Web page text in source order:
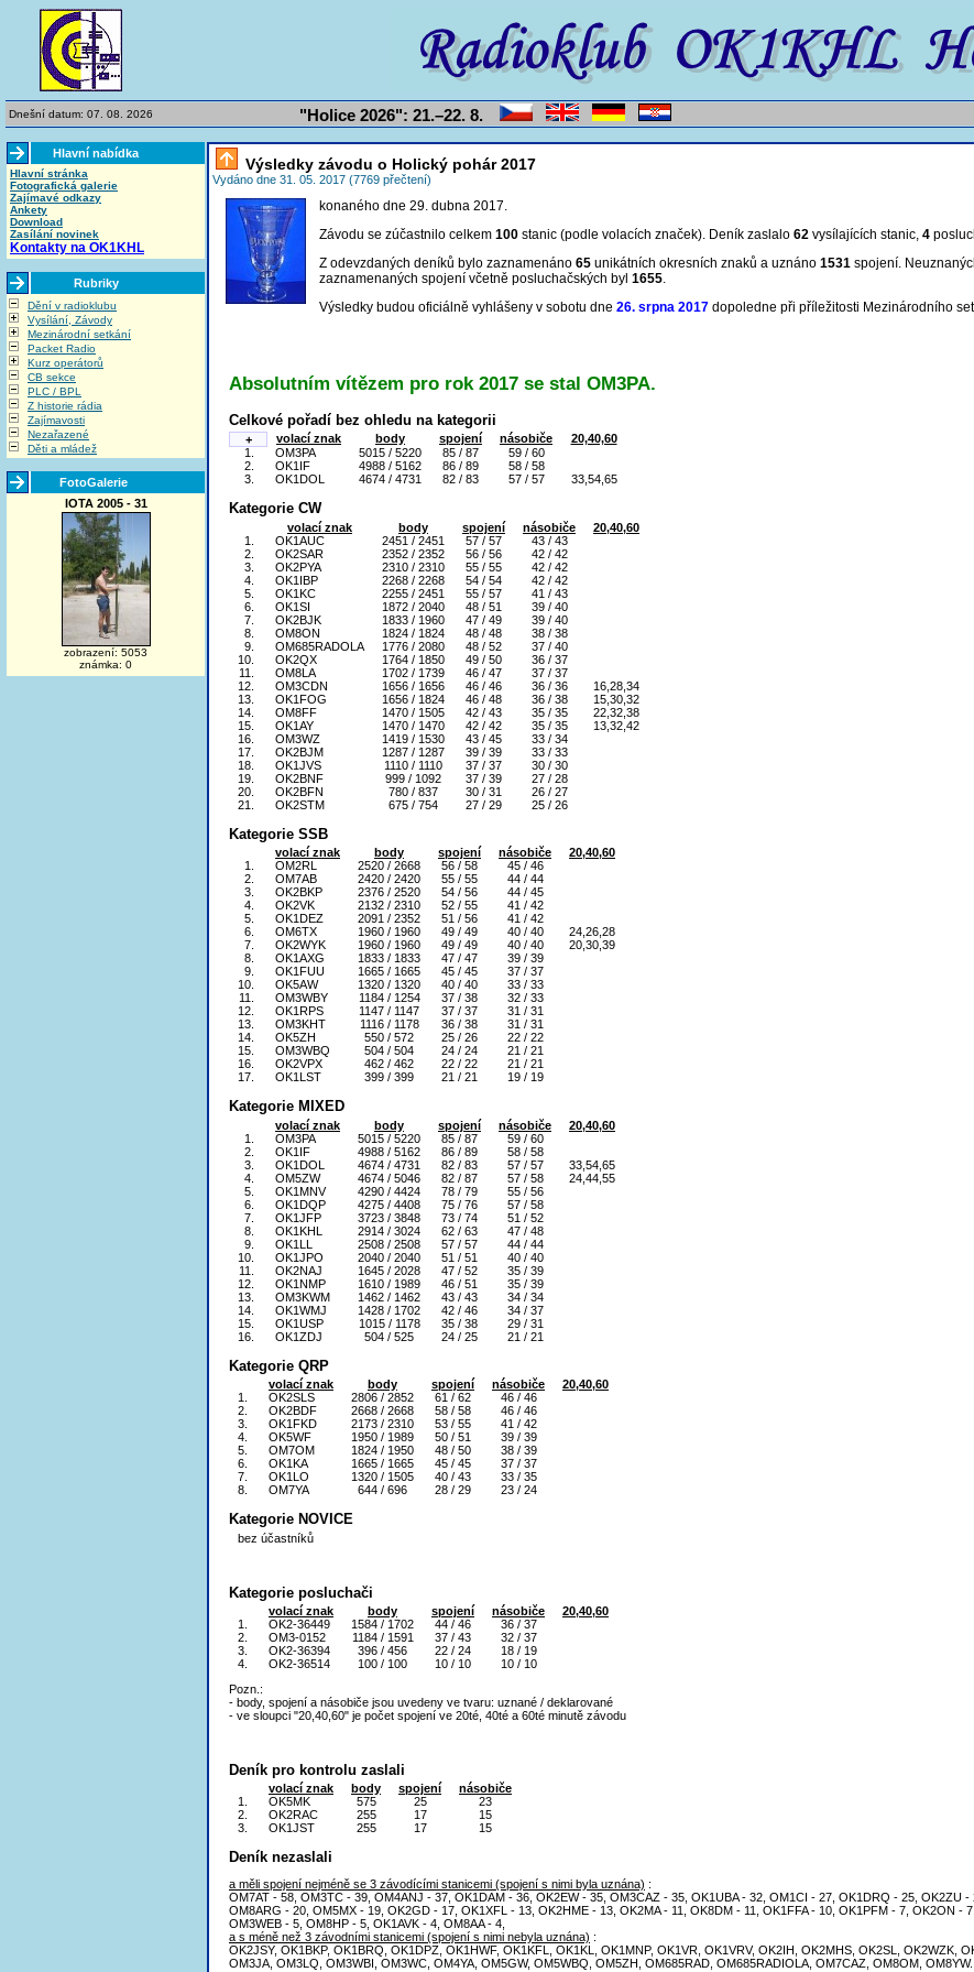
Dnešní datum: 07. 08. 2026 "Holice 2026": 21.–22. 8.
Hlavní nabídka
Hlavní stránka
Fotografická galerie
Zajímavé odkazy
Ankety
Download
Zasílání novinek
Kontakty na OK1KHL
Rubriky
Dění v radioklubu
Vysílání, Závody
Mezinárodní setkání
Packet Radio
Kurz operátorů
CB sekce
PLC / BPL
Z historie rádia
Zajímavosti
Nezařazené
Děti a mládež
FotoGalerie
IOTA 2005 - 31
zobrazení: 5053
známka: 0
Výsledky závodu o Holický pohár 2017
Vydáno dne 31. 05. 2017 (7769 přečtení)
konaného dne 29. dubna 2017.
Závodu se zúčastnilo celkem 100 stanic (podle volacích značek). Deník zaslalo 62 vysílajících stanic, 4
Z odevzdaných deníků bylo zaznamenáno 65 unikátních okresních znaků a uznáno 1531 spojení.
zaznamenaných spojení včetně posluchačských byl 1655.
Výsledky budou oficiálně vyhlášeny v sobotu dne 26. srpna 2017 dopoledne při příležitosti Mezinárodního
Absolutním vítězem pro rok 2017 se stal OM3PA.
Celkové pořadí bez ohledu na kategorii
+ volací znak body spojení násobiče
20,40,60
1.
OM3PA 5015 / 5220 85 / 87
59 / 60
2.
OK1IF 4988 / 5162 86 / 89
58 / 58
3.
OK1DOL 4674 / 4731 82 / 83 57 / 57 33,54,65
Kategorie CW
volací znak body spojení násobiče
20,40,60
1.
OK1AUC 2451 / 2451 57 / 57
43 / 43
2.
OK2SAR 2352 / 2352 56 / 56
42 / 42
3.
OK2PYA 2310 / 2310 55 / 55
42 / 42
4.
OK1IBP 2268 / 2268 54 / 54
42 / 42
5.
OK1KC 2255 / 2451 55 / 57
41 / 43
6.
OK1SI 1872 / 2040 48 / 51
39 / 40
7.
OK2BJK 1833 / 1960 47 / 49
39 / 40
8.
OM8ON 1824 / 1824 48 / 48
38 / 38
9.
OM685RADOLA 1776 / 2080 48 / 52
37 / 40
10.
OK2QX 1764 / 1850 49 / 50
36 / 37
11.
OM8LA 1702 / 1739 46 / 47
37 / 37
12.
OM3CDN 1656 / 1656 46 / 46 36 / 36
16,28,34
13.
OK1FOG 1656 / 1824 46 / 48 36 / 38
15,30,32
14.
OM8FF 1470 / 1505 42 / 43 35 / 35
22,32,38
15.
OK1AY 1470 / 1470 42 / 42 35 / 35
13,32,42
16.
OM3WZ 1419 / 1530 43 / 45
33 / 34
17.
OK2BJM 1287 / 1287 39 / 39
33 / 33
18.
OK1JVS 1110 / 1110 37 / 37
30 / 30
19.
OK2BNF 999 / 1092 37 / 39
27 / 28
20.
OK2BFN 780 / 837 30 / 31
26 / 27
21.
OK2STM 675 / 754 27 / 29 25 / 26
Kategorie SSB
volací znak body spojení násobiče
20,40,60
1.
OM2RL 2520 / 2668 56 / 58
45 / 46
2.
OM7AB 2420 / 2420 55 / 55
44 / 44
3.
OK2BKP 2376 / 2520 54 / 56
44 / 45
4.
OK2VK 2132 / 2310 52 / 55
41 / 42
5.
OK1DEZ 2091 / 2352 51 / 56
41 / 42
6.
OM6TX 1960 / 1960 49 / 49 40 / 40
24,26,28
7.
OK2WYK 1960 / 1960 49 / 49 40 / 40
20,30,39
8.
OK1AXG 1833 / 1833 47 / 47
39 / 39
9.
OK1FUU 1665 / 1665 45 / 45
37 / 37
10.
OK5AW 1320 / 1320 40 / 40
33 / 33
11.
OM3WBY 1184 / 1254 37 / 38
32 / 33
12.
OK1RPS 1147 / 1147 37 / 37
31 / 31
13.
OM3KHT 1116 / 1178 36 / 38
31 / 31
14.
OK5ZH 550 / 572 25 / 26
22 / 22
15.
OM3WBQ 504 / 504 24 / 24
21 / 21
16.
OK2VPX 462 / 462 22 / 22
21 / 21
17.
OK1LST 399 / 399 21 / 21 19 / 19
Kategorie MIXED
volací znak body spojení násobiče
20,40,60
1.
OM3PA 5015 / 5220 85 / 87
59 / 60
2.
OK1IF 4988 / 5162 86 / 89
58 / 58
3.
OK1DOL 4674 / 4731 82 / 83 57 / 57
33,54,65
4.
OM5ZW 4674 / 5046 82 / 87 57 / 58
24,44,55
5.
OK1MNV 4290 / 4424 78 / 79
55 / 56
6.
OK1DQP 4275 / 4408 75 / 76
57 / 58
7.
OK1JFP 3723 / 3848 73 / 74
51 / 52
8.
OK1KHL 2914 / 3024 62 / 63
47 / 48
9.
OK1LL 2508 / 2508 57 / 57
44 / 44
10.
OK1JPO 2040 / 2040 51 / 51
40 / 40
11.
OK2NAJ 1645 / 2028 47 / 52
35 / 39
12.
OK1NMP 1610 / 1989 46 / 51
35 / 39
13.
OM3KWM 1462 / 1462 43 / 43
34 / 34
14.
OK1WMJ 1428 / 1702 42 / 46
34 / 37
15.
OK1USP 1015 / 1178 35 / 38
29 / 31
16.
OK1ZDJ 504 / 525 24 / 25 21 / 21
Kategorie QRP
volací znak body spojení násobiče
20,40,60
1.
OK2SLS 2806 / 2852 61 / 62
46 / 46
2.
OK2BDF 2668 / 2668 58 / 58
46 / 46
3.
OK1FKD 2173 / 2310 53 / 55
41 / 42
4.
OK5WF 1950 / 1989 50 / 51
39 / 39
5.
OM7OM 1824 / 1950 48 / 50
38 / 39
6.
OK1KA 1665 / 1665 45 / 45
37 / 37
7.
OK1LO 1320 / 1505 40 / 43
33 / 35
8.
OM7YA 644 / 696 28 / 29 23 / 24
Kategorie NOVICE
bez účastníků
Kategorie posluchači
volací znak body spojení násobiče
20,40,60
1.
OK2-36449 1584 / 1702 44 / 46
36 / 37
2.
OM3-0152 1184 / 1591 37 / 43
32 / 37
3.
OK2-36394 396 / 456 22 / 24
18 / 19
4.
OK2-36514 100 / 100 10 / 10
10 / 10
Pozn.:
- body, spojení a násobiče jsou uvedeny ve tvaru: uznané / deklarované
- ve sloupci "20,40,60" je počet spojení ve 20té, 40té a 60té minutě závodu
Deník pro kontrolu zaslali
volací znak body spojení
násobiče
1.
OK5MK 575 25
23
2.
OK2RAC 255 17
15
3.
OK1JST 255 17 15
Deník nezaslali
a měli spojení nejméně se 3 závodícími stanicemi (spojení s nimi byla uznána) :
OM7AT - 58, OM3TC - 39, OM4ANJ - 37, OK1DAM - 36, OK2EW - 35, OM3CAZ - 35, OK1UBA - 32, OM1CI - 27, OK1DRQ - 25, OK2ZU -
OM8ARG - 20, OM5MX - 19, OK2GD - 17, OK1XFL - 13, OK2HME - 13, OK2MA - 11, OK8DM - 11, OK1FFA - 10, OK1PFM - 7, OK2ON -
OM3WEB - 5, OM8HP - 5, OK1AVK - 4, OM8AA - 4,
a s méně než 3 závodními stanicemi (spojení s nimi nebyla uznána) :
OK2JSY, OK1BKP, OK1BRQ, OK1DPZ, OK1HWF, OK1KFL, OK1KL, OK1MNP, OK1VR, OK1VRV, OK2IH, OK2MHS, OK2SL, OK2WZK,
OM3JA, OM3LQ, OM3WBI, OM3WC, OM4YA, OM5GW, OM5WBQ, OM5ZH, OM685RAD, OM685RADIOLA, OM7CAZ, OM8OM, OM8YW.